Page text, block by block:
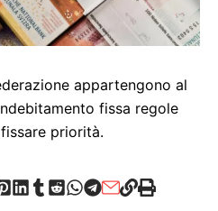
appartengono al
fissa regole
priorità.